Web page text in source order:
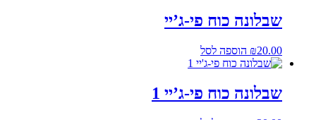
שבלונה כוח פי-ג’יי
₪20.00 הוספה לסל
שבלונה כוח פי-ג’יי 1